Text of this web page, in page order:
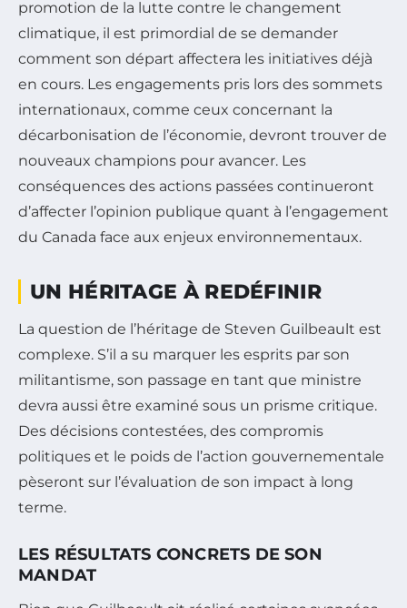
promotion de la lutte contre le changement
climatique, il est primordial de se demander
comment son départ affectera les initiatives déjà
en cours. Les engagements pris lors des sommets
internationaux, comme ceux concernant la
décarbonisation de l’économie, devront trouver de
nouveaux champions pour avancer. Les
conséquences des actions passées continueront
d’affecter l’opinion publique quant à l’engagement
du Canada face aux enjeux environnementaux.
UN HÉRITAGE À REDÉFINIR
La question de l’héritage de Steven Guilbeault est
complexe. S’il a su marquer les esprits par son
militantisme, son passage en tant que ministre
devra aussi être examiné sous un prisme critique.
Des décisions contestées, des compromis
politiques et le poids de l’action gouvernementale
pèseront sur l’évaluation de son impact à long
terme.
LES RÉSULTATS CONCRETS DE SON
MANDAT